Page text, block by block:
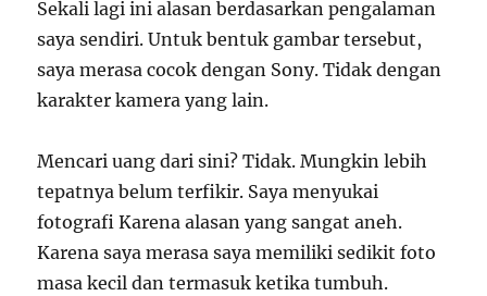
Sekali lagi ini alasan berdasarkan pengalaman
saya sendiri. Untuk bentuk gambar tersebut,
saya merasa cocok dengan Sony. Tidak dengan
karakter kamera yang lain.
Mencari uang dari sini? Tidak. Mungkin lebih
tepatnya belum terfikir. Saya menyukai
fotografi Karena alasan yang sangat aneh.
Karena saya merasa saya memiliki sedikit foto
masa kecil dan termasuk ketika tumbuh.